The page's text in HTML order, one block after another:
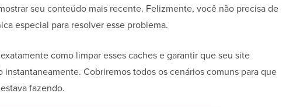
seu conteúdo mais recente. Felizmente, você não precisa de
especial para resolver esse problema.
como limpar esses caches e garantir que seu site
instantaneamente. Cobriremos todos os cenários comuns para que
fazendo.